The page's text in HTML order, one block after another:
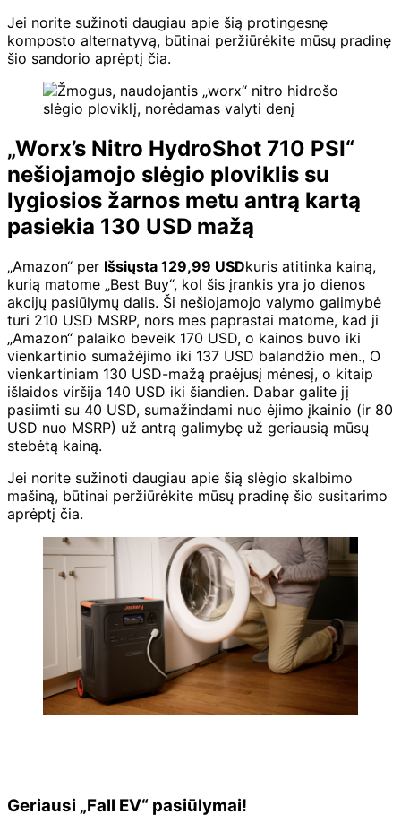
Jei norite sužinoti daugiau apie šią protingesnę
komposto alternatyvą, būtinai peržiūrėkite mūsų pradinę
šio sandorio aprėptį čia.
„Worx’s Nitro HydroShot 710 PSI“
nešiojamojo slėgio ploviklis su
lygiosios žarnos metu antrą kartą
pasiekia 130 USD mažą
„Amazon“ per Išsiųsta 129,99 USDkuris atitinka kainą,
kurią matome „Best Buy“, kol šis įrankis yra jo dienos
akcijų pasiūlymų dalis. Ši nešiojamojo valymo galimybė
turi 210 USD MSRP, nors mes paprastai matome, kad ji
„Amazon“ palaiko beveik 170 USD, o kainos buvo iki
vienkartinio sumažėjimo iki 137 USD balandžio mėn., O
vienkartiniam 130 USD-mažą praėjusį mėnesį, o kitaip
išlaidos viršija 140 USD iki šiandien. Dabar galite jį
pasiimti su 40 USD, sumažindami nuo ėjimo įkainio (ir 80
USD nuo MSRP) už antrą galimybę už geriausią mūsų
stebėtą kainą.
Jei norite sužinoti daugiau apie šią slėgio skalbimo
mašiną, būtinai peržiūrėkite mūsų pradinę šio susitarimo
aprėptį čia.
Geriausi „Fall EV“ pasiūlymai!